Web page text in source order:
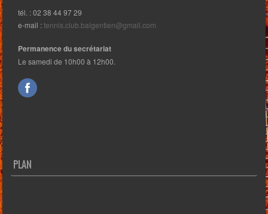
tél. : 02 38 44 97 29
e-mail :tennis.club.balgentien@gmail.com
Permanence du secrétariat
Le samedi de 10h00 à 12h00.
PLAN